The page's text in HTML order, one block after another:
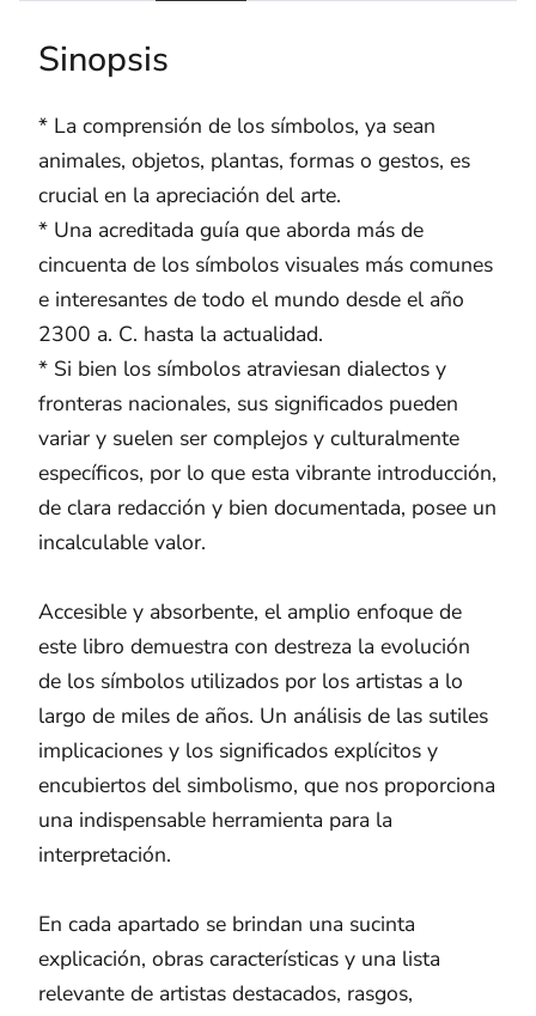
Sinopsis
* La comprensión de los símbolos, ya sean
animales, objetos, plantas, formas o gestos, es
crucial en la apreciación del arte.
* Una acreditada guía que aborda más de
cincuenta de los símbolos visuales más comunes
e interesantes de todo el mundo desde el año
2300 a. C. hasta la actualidad.
* Si bien los símbolos atraviesan dialectos y
fronteras nacionales, sus significados pueden
variar y suelen ser complejos y culturalmente
específicos, por lo que esta vibrante introducción,
de clara redacción y bien documentada, posee un
incalculable valor.
Accesible y absorbente, el amplio enfoque de
este libro demuestra con destreza la evolución
de los símbolos utilizados por los artistas a lo
largo de miles de años. Un análisis de las sutiles
implicaciones y los significados explícitos y
encubiertos del simbolismo, que nos proporciona
una indispensable herramienta para la
interpretación.
En cada apartado se brindan una sucinta
explicación, obras características y una lista
relevante de artistas destacados, rasgos,